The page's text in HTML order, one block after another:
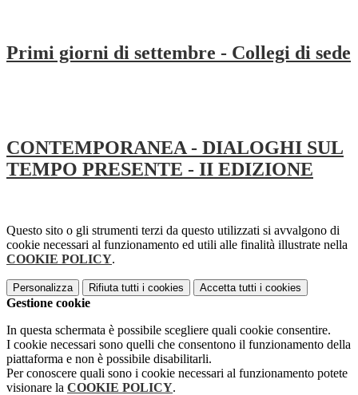
Primi giorni di settembre - Collegi di sede
CONTEMPORANEA - DIALOGHI SUL
TEMPO PRESENTE - II EDIZIONE
Questo sito o gli strumenti terzi da questo utilizzati si avvalgono di
cookie necessari al funzionamento ed utili alle finalità illustrate nella
COOKIE POLICY.
Personalizza Rifiuta tutti i cookies Accetta tutti i cookies
Gestione cookie
In questa schermata è possibile scegliere quali cookie consentire.
I cookie necessari sono quelli che consentono il funzionamento della
piattaforma e non è possibile disabilitarli.
Per conoscere quali sono i cookie necessari al funzionamento potete
visionare la COOKIE POLICY.